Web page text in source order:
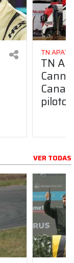
TN APAT
TN
pilotos
VER TODAS